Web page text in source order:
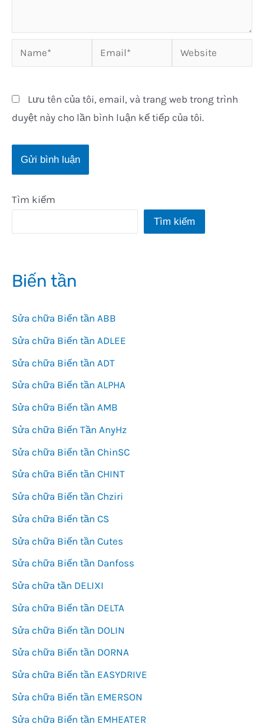
Tìm kiếm
Tìm kiếm
Biến tần
Sửa chữa Biến tần ABB
Sửa chữa Biến tần ADLEE
Sửa chữa Biến tần ADT
Sửa chữa Biến tần ALPHA
Sửa chữa Biến tần AMB
Sửa chữa Biến Tần AnyHz
Sửa chữa Biến tần ChinSC
Sửa chữa Biến tần CHINT
Sửa chữa Biến tần Chziri
Sửa chữa Biến tần CS
Sửa chữa Biến tần Cutes
Sửa chữa Biến tần Danfoss
Sửa chữa tần DELIXI
Sửa chữa Biến tần DELTA
Sửa chữa Biến tần DOLIN
Sửa chữa Biến tần DORNA
Sửa chữa Biến tần EASYDRIVE
Sửa chữa Biến tần EMERSON
Sửa chữa Biến tần EMHEATER
Name* Email* Website
Lưu tên của tôi, email, và trang web trong trình
duyệt này cho lần bình luận kế tiếp của tôi.